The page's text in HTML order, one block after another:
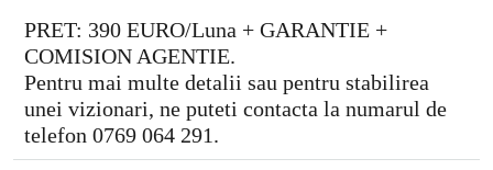
PRET: 390 EURO/Luna + GARANTIE +
COMISION AGENTIE.
Pentru mai multe detalii sau pentru stabilirea
unei vizionari, ne puteti contacta la numarul de
telefon 0769 064 291.